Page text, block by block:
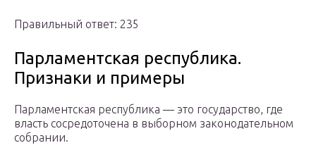
Правильный ответ: 235
Парламентская республика.
Признаки и примеры
Парламентская республика — это государство, где
власть сосредоточена в выборном законодательном
собрании.